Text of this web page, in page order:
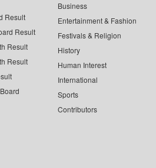
Result
Result
Result
Result
Business
Entertainment & Fashion
Festivals & Religion
History
Human Interest
International
Sports
Contributors